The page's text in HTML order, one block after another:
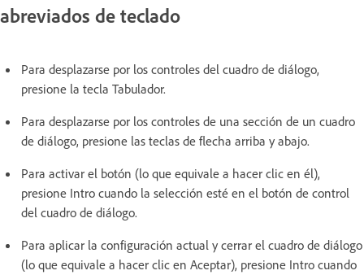
abreviados de teclado
Para desplazarse por los controles del cuadro de diálogo,
presione la tecla Tabulador.
Para desplazarse por los controles de una sección de un cuadro
de diálogo, presione las teclas de flecha arriba y abajo.
Para activar el botón (lo que equivale a hacer clic en él),
presione Intro cuando la selección esté en el botón de control
del cuadro de diálogo.
Para aplicar la configuración actual y cerrar el cuadro de diálogo
(lo que equivale a hacer clic en Aceptar), presione Intro cuando